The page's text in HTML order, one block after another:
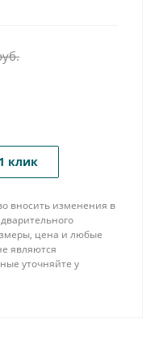
клик
вносить изменения в
цена и любые
являются
уточняйте у